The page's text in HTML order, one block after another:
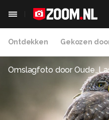
Ontdekken Gekozen
Omslagfoto door